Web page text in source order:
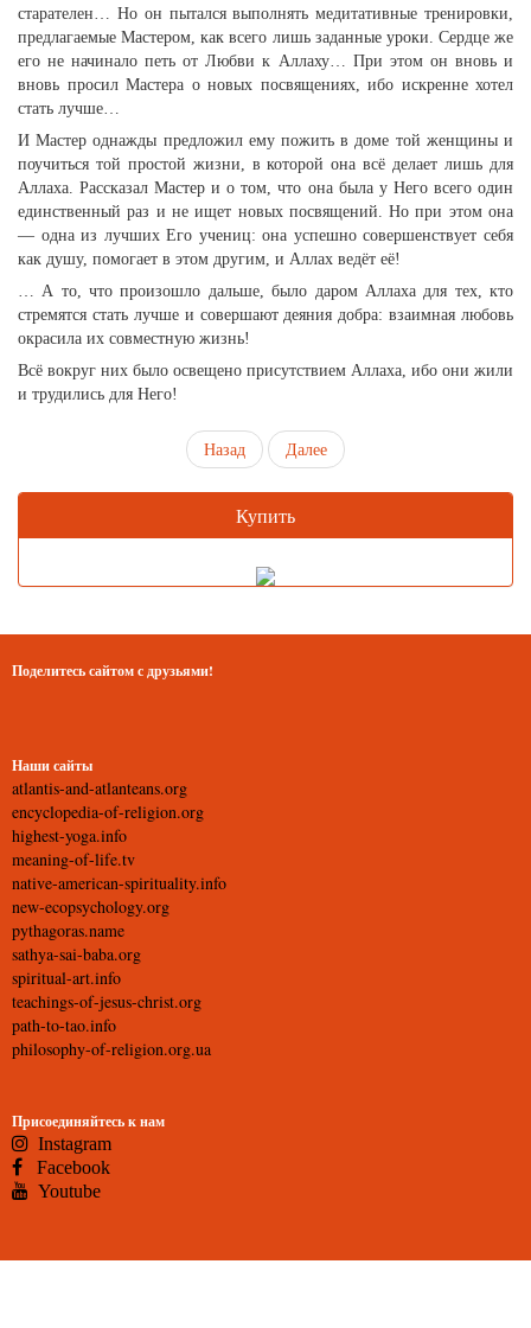
старателен… Но он пытался выполнять медитативные тренировки,
предлагаемые Мастером, как всего лишь заданные уроки. Сердце же
его не начинало петь от Любви к Аллаху… При этом он вновь и
вновь просил Мастера о новых посвящениях, ибо искренне хотел
стать лучше…
И Мастер однажды предложил ему пожить в доме той женщины и
поучиться той простой жизни, в которой она всё делает лишь для
Аллаха. Рассказал Мастер и о том, что она была у Него всего один
единственный раз и не ищет новых посвящений. Но при этом она
— одна из лучших Его учениц: она успешно совершенствует себя
как душу, помогает в этом другим, и Аллах ведёт её!
… А то, что произошло дальше, было даром Аллаха для тех, кто
стремятся стать лучше и совершают деяния добра: взаимная любовь
окрасила их совместную жизнь!
Всё вокруг них было освещено присутствием Аллаха, ибо они жили
и трудились для Него!
Назад Далее
Купить
Поделитесь сайтом с друзьями!
Наши сайты
atlantis-and-atlanteans.org
encyclopedia-of-religion.org
highest-yoga.info
meaning-of-life.tv
native-american-spirituality.info
new-ecopsychology.org
pythagoras.name
sathya-sai-baba.org
spiritual-art.info
teachings-of-jesus-christ.org
path-to-tao.info
philosophy-of-religion.org.ua
Присоединяйтесь к нам
Instagram
Facebook
Youtube